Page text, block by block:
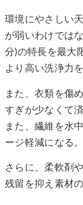
環境にやさしい
が弱いわけでは
分)の特長を最大
より高い洗浄力
また、衣類を傷
すぎが少なくて
また、繊維を水
ージ軽減になる。
さらに、柔軟剤
残留を抑え素材